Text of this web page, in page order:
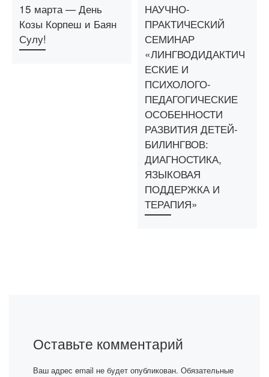
15 марта — День
Козы Корпеш и Баян
Сулу!
НАУЧНО-
ПРАКТИЧЕСКИЙ
СЕМИНАР
«ЛИНГВОДИДАКТИЧ
ЕСКИЕ И
ПСИХОЛОГО-
ПЕДАГОГИЧЕСКИЕ
ОСОБЕННОСТИ
РАЗВИТИЯ ДЕТЕЙ-
БИЛИНГВОВ:
ДИАГНОСТИКА,
ЯЗЫКОВАЯ
ПОДДЕРЖКА И
ТЕРАПИЯ»
Оставьте комментарий
Ваш адрес email не будет опубликован. Обязательные